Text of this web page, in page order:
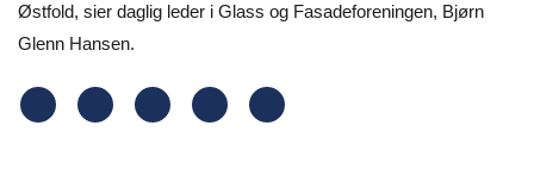
Østfold, sier daglig leder i Glass og Fasadeforeningen, Bjørn
Glenn Hansen.